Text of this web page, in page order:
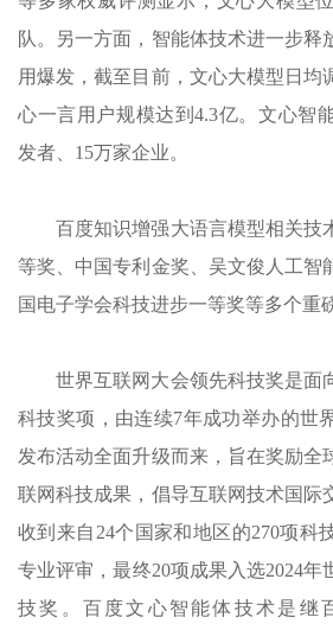
队。另一方面，智能体技术进一步释
用爆发，截至目前，文心大模型日均
心一言用户规模达到4.3亿。文心智
发者、15万家企业。
百度知识增强大语言模型相关技
等奖、中国专利金奖、吴文俊人工智
国电子学会科技进步一等奖等多个重
世界互联网大会领先科技奖是面
科技奖项，由连续7年成功举办的世
发布活动全面升级而来，旨在奖励全
联网科技成果，倡导互联网技术国际
收到来自24个国家和地区的270项科
专业评审，最终20项成果入选2024年
技奖。百度文心智能体技术是继